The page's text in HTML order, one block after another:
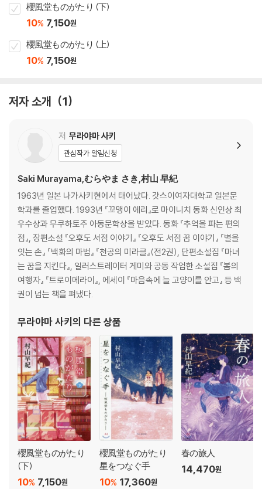
櫻風堂ものがたり (下)
10% 7,150원
櫻風堂ものがたり (上)
10% 7,150원
저자 소개 1
저 무라야마 사키
관심작가 알림신청
Saki Murayama,むらやま さき,村山 早紀
1963년 일본 나가사키현에서 태어났다. 갓스이여자대학교 일본문
학과를 졸업했다. 1993년 『꼬맹이 에리』로 마이니치 동화 신인상 최
우수상과 무쿠하토주 아동문학상을 받았다. 동화 『추억을 파는 편의
점』, 장편소설 『오후도 서점 이야기』 『오후도 서점 꿈 이야기』 『별을
잇는 손』 『백화의 마법』 『천공의 미라클』(전2권), 단편소설집 『마녀
는 꿈을 지킨다』, 일러스트레이터 게미와 공동 작업한 소설집 『봄의
여행자』 『트로이메라이』, 에세이 『마음속에 늘 고양이를 안고』 등 백
권이 넘는 책을 펴냈다.
무라야마 사키 의 다른 상품
櫻風堂ものがたり
(下)
7,150원
10%
櫻風堂ものがたり
星をつなぐ手
17,360원
10%
春の旅人
14,470원